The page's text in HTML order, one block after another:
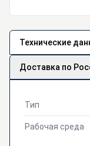
Технические
Доставка по
Тип
Рабочая среда